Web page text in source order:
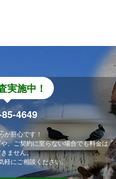
実施中！
4649
が肝心です！
、ご契約に至らない場合でも料金は
ません。
軽にご相談ください。